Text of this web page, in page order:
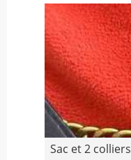
Sac et 2 colliers